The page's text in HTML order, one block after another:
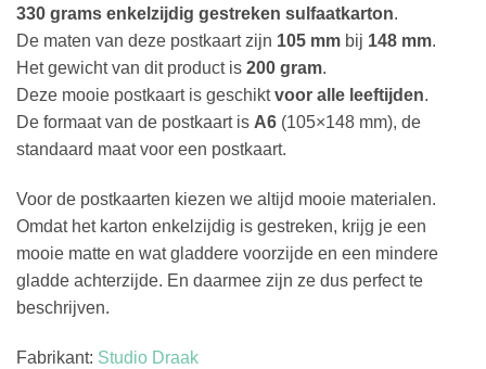
330 grams enkelzijdig gestreken sulfaatkarton.
De maten van deze postkaart zijn 105 mm bij 148 mm.
Het gewicht van dit product is 200 gram.
Deze mooie postkaart is geschiktvoor alle leeftijden.
De formaat van de postkaart is A6 (105×148 mm), de
standaard maat voor een postkaart.
Voor de postkaarten kiezen we altijd mooie materialen.
Omdat het karton enkelzijdig is gestreken, krijg je een
mooie matte en wat gladdere voorzijde en een mindere
gladde achterzijde. En daarmee zijn ze dus perfect te
beschrijven.
Fabrikant: Studio Draak